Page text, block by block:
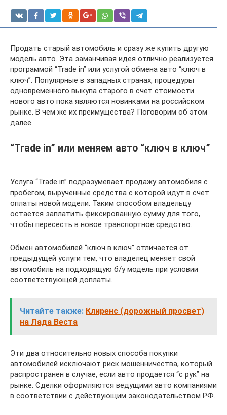
Продать старый автомобиль и сразу же купить другую
модель авто. Эта заманчивая идея отлично реализуется
программой “Trade in” или услугой обмена авто “ключ в
ключ”. Популярные в западных странах, процедуры
одновременного выкупа старого в счет стоимости
нового авто пока являются новинками на российском
рынке. В чем же их преимущества? Поговорим об этом
далее.
“Trade in” или меняем авто “ключ в ключ”
Услуга “Trade in” подразумевает продажу автомобиля с
пробегом, вырученные средства с которой идут в счет
оплаты новой модели. Таким способом владельцу
остается заплатить фиксированную сумму для того,
чтобы пересесть в новое транспортное средство.
Обмен автомобилей “ключ в ключ” отличается от
предыдущей услуги тем, что владелец меняет свой
автомобиль на подходящую б/у модель при условии
соответствующей доплаты.
Читайте также: Клиренс (дорожный просвет)
на Лада Веста
Эти два относительно новых способа покупки
автомобилей исключают риск мошенничества, который
распространен в случае, если авто продается “с рук” на
рынке. Сделки оформляются ведущими авто компаниями
в соответствии с действующим законодательством РФ.